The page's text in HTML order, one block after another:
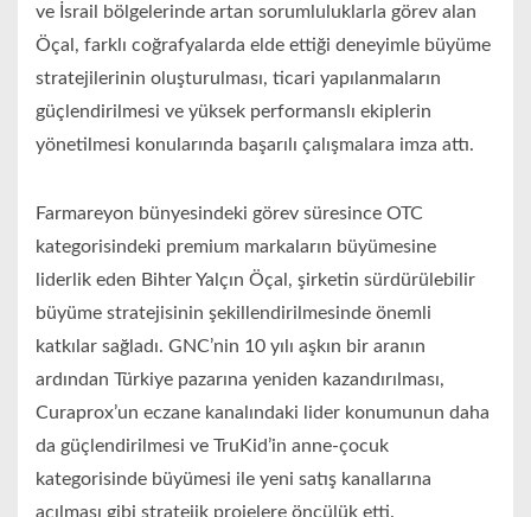
ve İsrail bölgelerinde artan sorumluluklarla görev alan
Öçal, farklı coğrafyalarda elde ettiği deneyimle büyüme
stratejilerinin oluşturulması, ticari yapılanmaların
güçlendirilmesi ve yüksek performanslı ekiplerin
yönetilmesi konularında başarılı çalışmalara imza attı.
Farmareyon bünyesindeki görev süresince OTC
kategorisindeki premium markaların büyümesine
liderlik eden Bihter Yalçın Öçal, şirketin sürdürülebilir
büyüme stratejisinin şekillendirilmesinde önemli
katkılar sağladı. GNC’nin 10 yılı aşkın bir aranın
ardından Türkiye pazarına yeniden kazandırılması,
Curaprox’un eczane kanalındaki lider konumunun daha
da güçlendirilmesi ve TruKid’in anne-çocuk
kategorisinde büyümesi ile yeni satış kanallarına
açılması gibi stratejik projelere öncülük etti.